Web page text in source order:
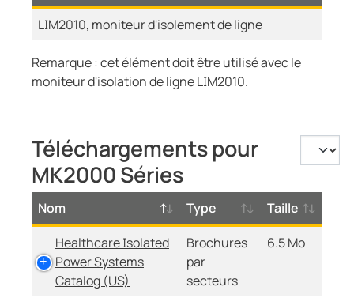
LIM2010, moniteur d'isolement de ligne
Remarque : cet élément doit être utilisé avec le
moniteur d'isolation de ligne LIM2010.
Téléchargements pour
MK2000 Séries
Nom Type
Taille
Healthcare Isolated
Power Systems
Catalog (US)
Brochures
par
secteurs
6.5 Mo